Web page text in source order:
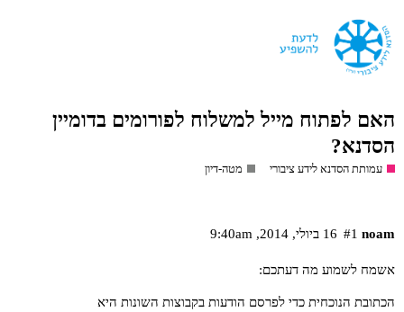
האם לפתוח מייל למשלוח לפורומים בדומיין
הסדנא?
עמותת הסדנא לידע ציבורי מטה-דיון
noam 16 ביולי,‏ 2014,‏ 9:40am #1
אשמח לשמוע מה דעתכם:
הכתובת הנוכחית כדי לפרסם הודעות בקבוצות השונות היא